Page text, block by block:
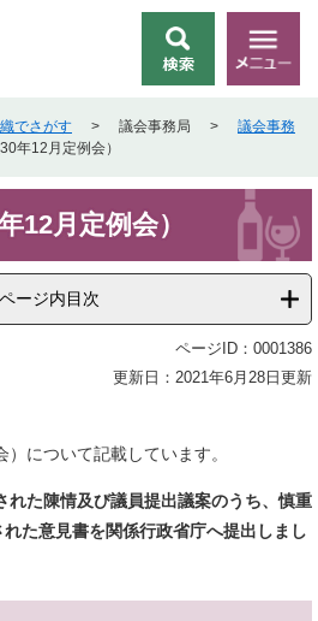
索
メ
ニ
ー
でさがす > 議会事務局 >
議会事務
年12月定例会）
12月定例会）
ページ内目次
ページID：0001386
更新日：2021年6月28日更新
について記載しています。
れた陳情及び議員提出議案のうち、慎重
れた意見書を関係行政省庁へ提出しまし